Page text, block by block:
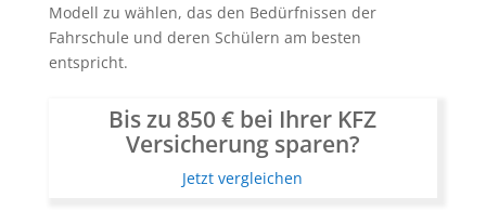
Modell zu wählen, das den Bedürfnissen der
Fahrschule und deren Schülern am besten
entspricht.
Bis zu 850 € bei Ihrer KFZ
Versicherung sparen?
Jetzt vergleichen